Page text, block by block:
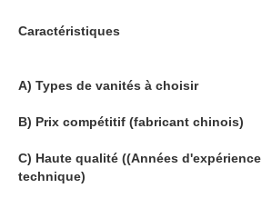
Caractéristiques
A) Types de vanités à choisir
B) Prix compétitif (fabricant chinois)
C) Haute qualité ((Années d'expérience
technique)